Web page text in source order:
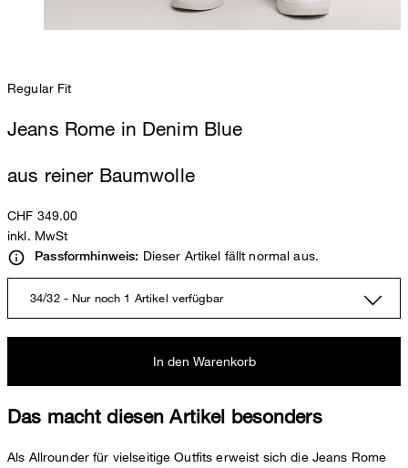
Regular Fit
Jeans Rome in Denim Blue
aus reiner Baumwolle
CHF 349.00
inkl. MwSt
Passformhinweis: Dieser Artikel fällt normal aus.
34/32 - Nur noch 1 Artikel verfügbar
In den Warenkorb
Das macht diesen Artikel besonders
Als Allrounder für vielseitige Outfits erweist sich die Jeans Rome